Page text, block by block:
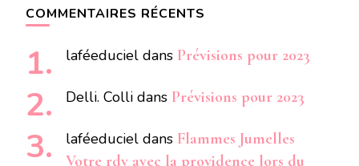
COMMENTAIRES RÉCENTS
laféeduciel dans Prévisions pour 2023
Delli. Colli dans Prévisions pour 2023
laféeduciel dans Flammes Jumelles
Votre rdv avec la providence lors du